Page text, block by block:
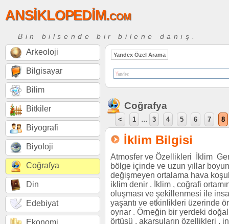
ANSİKLOPEDİM.com
Bin bilsende bir bilene danış.
Arkeoloji
Bilgisayar
Bilim
Bitkiler
Biyografi
Biyoloji
Coğrafya
Din
Edebiyat
Ekonomi
Yandex Özel Arama
Coğrafya
< 1 ... 3 4 5 6 7 8
İklim Bilgisi
Atmosfer ve Özellikleri İklim
bölge içinde ve uzun yıllar
değişmeyen ortalama hava
iklim denir . İklim , coğrafi
oluşması ve şekillenmesi ile
yaşantı ve etkinlikleri üzerinde
oynar . Örneğin bir yerdeki
örtüsü , akarsuların özellikleri ,